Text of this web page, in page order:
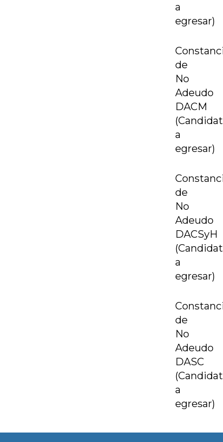
a
egresar)
de
No
Adeudo
DACM
a
egresar)
de
No
Adeudo
DACSyH
a
egresar)
de
No
Adeudo
DASC
a
egresar)